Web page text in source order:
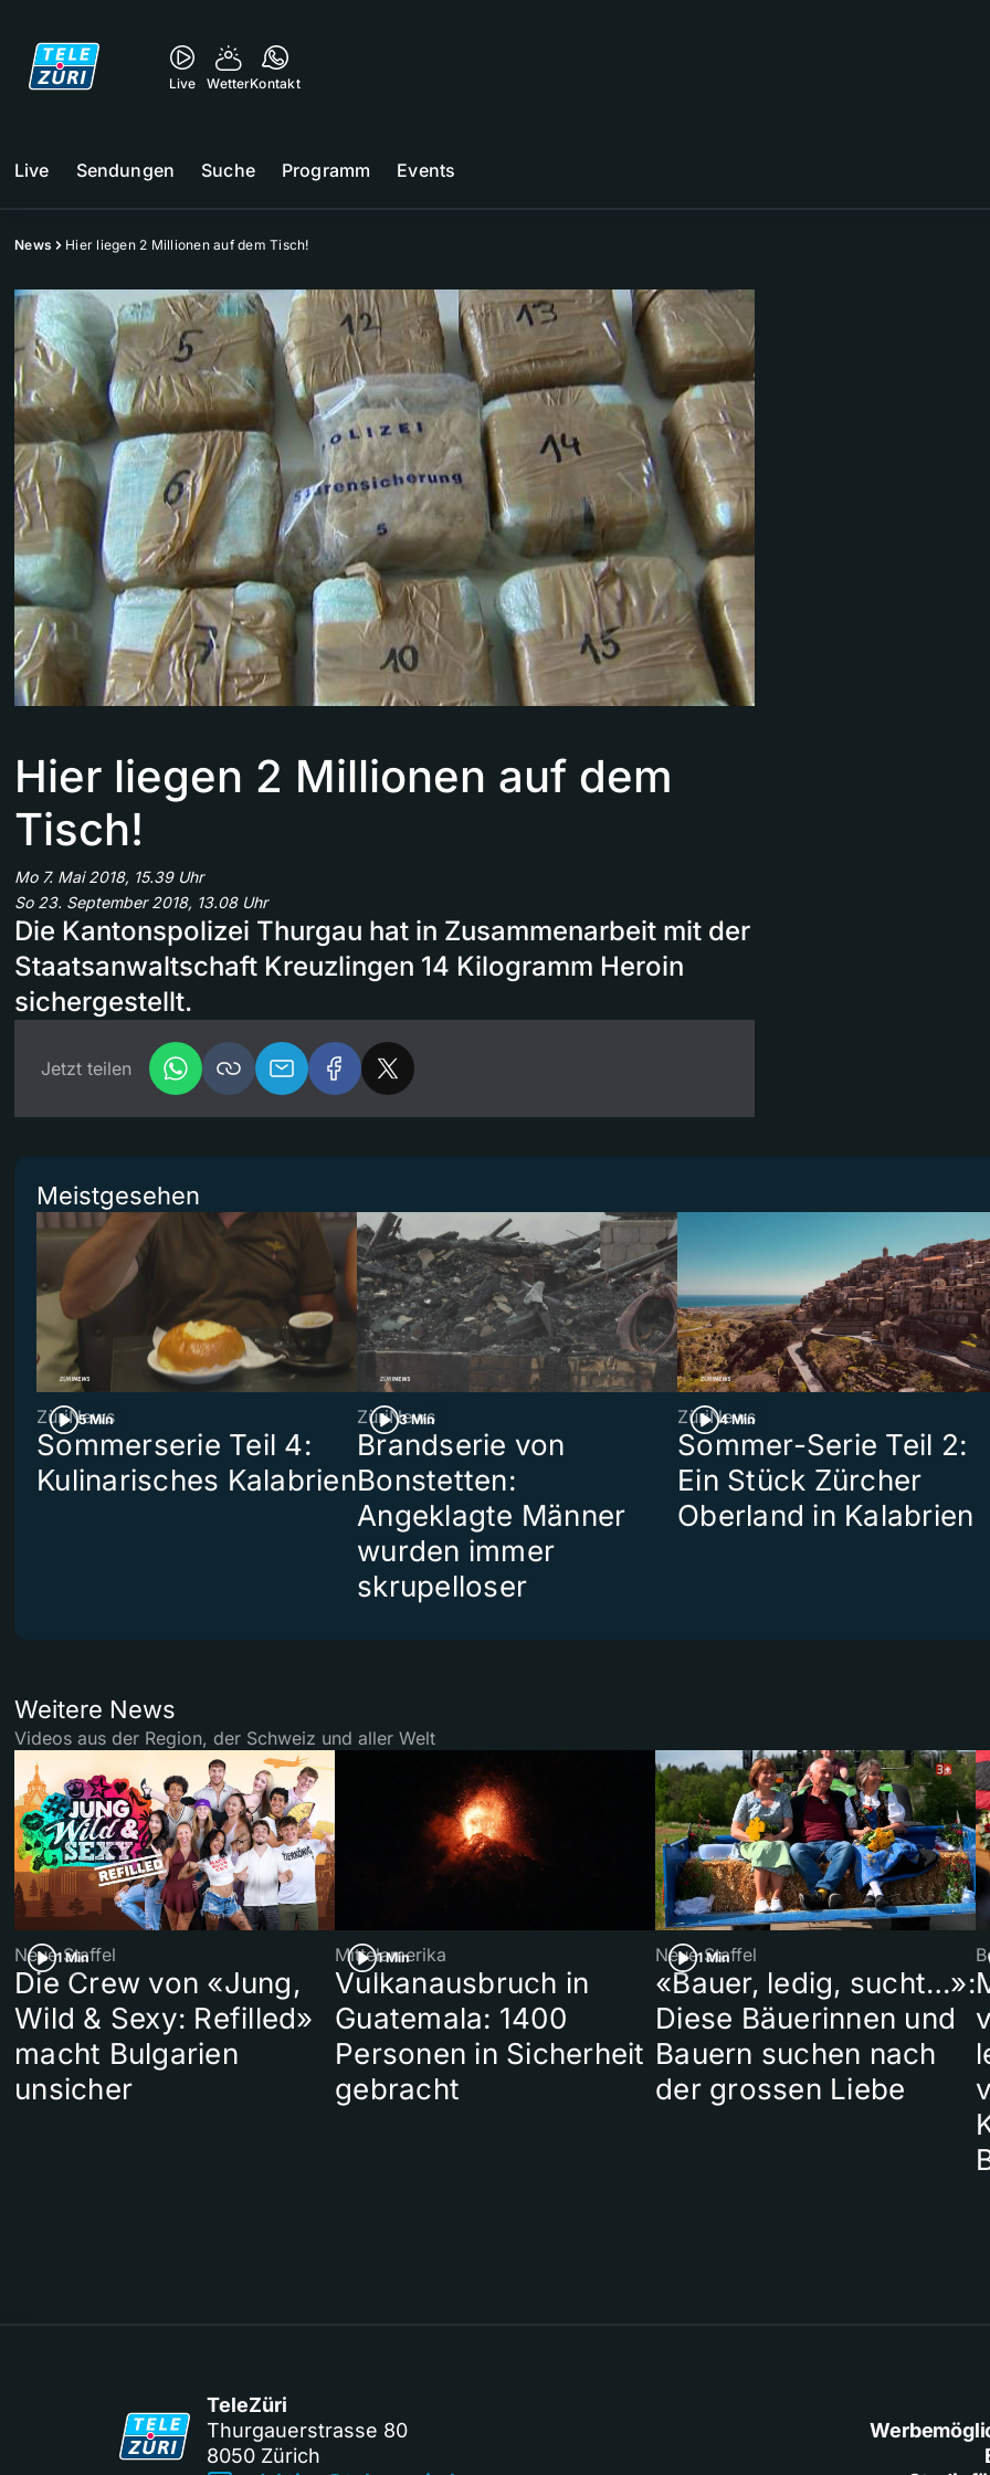
Live WetterKontakt
Live Sendungen Suche Programm Events
News Hier liegen 2 Millionen auf dem Tisch!
Hier liegen 2 Millionen auf dem
Tisch!
Mo 7. Mai 2018, 15.39 Uhr
So 23. September 2018, 13.08 Uhr
Die Kantonspolizei Thurgau hat in Zusammenarbeit mit der
Staatsanwaltschaft Kreuzlingen 14 Kilogramm Heroin
sichergestellt.
Jetzt teilen
Meistgesehen
5 Min
ZüriNews
Sommerserie Teil 4:
Kulinarisches Kalabrien
3 Min
ZüriNews
Brandserie von
Bonstetten:
Angeklagte Männer
wurden immer
skrupelloser
4 Min
ZüriNews
Sommer-Serie Teil 2:
Ein Stück Zürcher
Oberland in Kalabrien
Weitere News
Videos aus der Region, der Schweiz und aller Welt
1 Min
Neue Staffel
Die Crew von «Jung,
Wild & Sexy: Refilled»
macht Bulgarien
unsicher
1 Min
Mittelamerika
Vulkanausbruch in
Guatemala: 1400
Personen in Sicherheit
gebracht
1 Min
Neue Staffel
«Bauer, ledig, sucht…»:
Diese Bäuerinnen und
Bauern suchen nach
der grossen Liebe
TeleZüri
Thurgauerstrasse 80
8050 Zürich